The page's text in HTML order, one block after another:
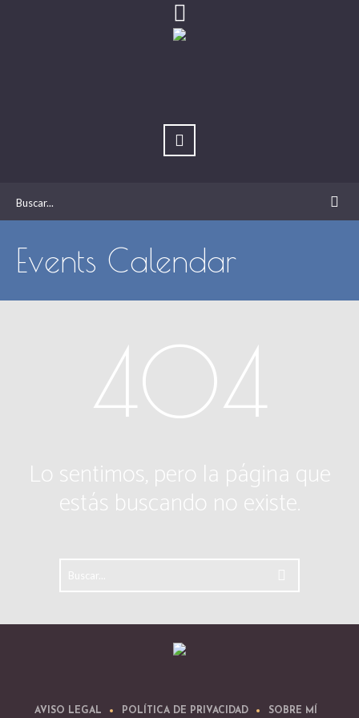
Events Calendar
404
Lo sentimos, pero la página que
estás buscando no existe.
AVISO LEGAL POLÍTICA DE PRIVACIDAD SOBRE MÍ